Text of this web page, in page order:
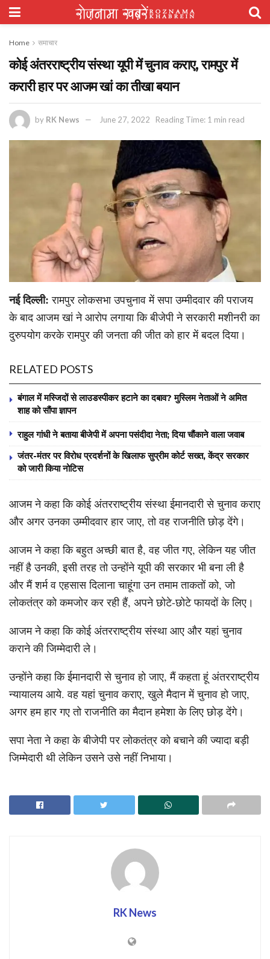
Home समाचार
कोई अंतरराष्ट्रीय संस्था यूपी में चुनाव कराए, रामपुर में
करारी हार पर आजम खां का तीखा बयान
by RK News June 27, 2022 Reading Time: 1 min read
नई दिल्ली: रामपुर लोकसभा उपचुनाव में सपा उम्मीदवार की पराजय
के बाद आजम खां ने आरोप लगाया कि बीजेपी ने सरकारी मशीनरी का
दुरुपयोग करके रामपुर की जनता की जीत को हार में बदल दिया।
RELATED POSTS
बंगाल में मस्जिदों से लाउडस्पीकर हटाने का दबाव? मुस्लिम नेताओं ने अमित
शाह को सौंपा ज्ञापन
राहुल गांधी ने बताया बीजेपी में अपना पसंदीदा नेता; दिया चौंकाने वाला जवाब
जंतर-मंतर पर विरोध प्रदर्शनों के खिलाफ सुप्रीम कोर्ट सख्त, केंद्र सरकार
को जारी किया नोटिस
आजम ने कहा कि कोई अंतरराष्ट्रीय संस्था ईमानदारी से चुनाव कराए
और अगर उनका उम्मीदवार हार जाए, तो वह राजनीति छोड़ देंगे।
आजम ने कहा कि बहुत अच्छी बात है, वह जीत गए, लेकिन यह जीत
नहीं है उनकी, इसी तरह तो उन्होंने यूपी की सरकार भी बना ली है
और मैं शर्म व एहसास दिलाना चाहूंगा उन तमाम ताकतों को, जो
लोकतंत्र को कमजोर कर रही हैं, अपने छोटे-छोटे फायदों के लिए।
आजम ने कहा कि कोई अंतरराष्ट्रीय संस्था आए और यहां चुनाव
कराने की जिम्मेदारी ले।
उन्होंने कहा कि ईमानदारी से चुनाव हो जाए, मैं कहता हूं अंतरराष्ट्रीय
न्यायालय आये. वह यहां चुनाव कराए, खुले मैदान में चुनाव हो जाए,
अगर हम हार गए तो राजनीति का मैदान हमेशा के लिए छोड़ देंगे।
सपा नेता ने कहा के बीजेपी पर लोकतंत्र को बचाने की ज्यादा बड़ी
जिम्मेदारी थी लेकिन उसने उसे नहीं निभाया।
RK News